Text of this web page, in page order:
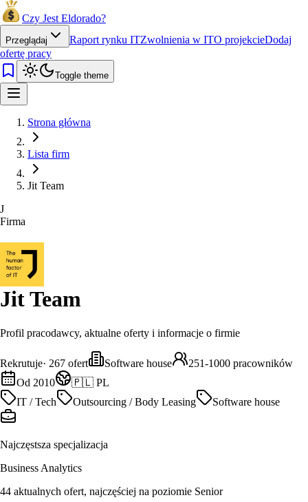
Czy Jest Eldorado?
Przeglądaj Raport rynku ITZwolnienia w ITO projekcieDodaj
ofertę pracy
Toggle theme
Strona główna
Lista firm
Jit Team
J
Firma
Jit Team
Profil pracodawcy, aktualne oferty i informacje o firmie
Rekrutuje· 267 ofert Software house
251-1000 pracowników
Od 2010
🇵🇱 PL
IT / Tech
Outsourcing / Body Leasing Software house
Najczęstsza specjalizacja
Business Analytics
44 aktualnych ofert, najczęściej na poziomie Senior